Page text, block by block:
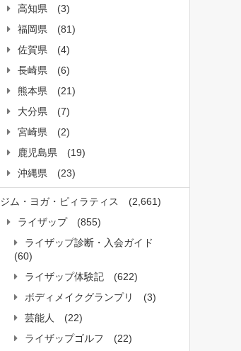
高知県
(3)
福岡県
(81)
佐賀県
(4)
長崎県
(6)
熊本県
(21)
大分県
(7)
宮崎県
(2)
鹿児島県
(19)
沖縄県
(23)
ジム・ヨガ・ピィラティス
(2,661)
ライザップ
(855)
ライザップ診断・入会ガイド
(60)
ライザップ体験記
(622)
ボディメイクグランプリ
(3)
芸能人
(22)
ライザップゴルフ
(22)